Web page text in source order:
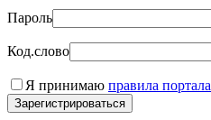
Пароль
Код.слово
Я принимаю правила портала
Зарегистрироваться